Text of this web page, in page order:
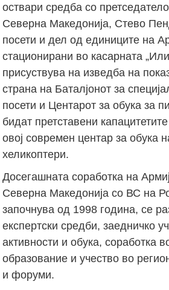
оствари средба со
Северна Македонија, Стево
посети и дел од единиците на
стационирани во касарната
присуствува на изведба на
страна на Баталјонот за
посети и Центарот за обука за
бидат претставени
овој современ центар за обука
хеликоптери.
Досегашната соработка на
Северна Македонија со ВС на
започнува од 1998 година, се
експертски средби, заедничко
активности и обука, соработка
образование и учество во
и форуми.